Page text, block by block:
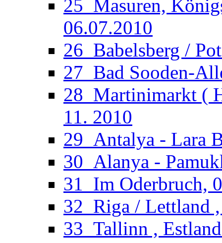
25_Masuren,
06.07.2010
26_Babelsberg /
27_Bad Sooden-
28_Martinimarkt (
11. 2010
29_Antalya - Lara
30_Alanya -
31_Im Oderbruch,
32_Riga / Lettland
33_Tallinn ,